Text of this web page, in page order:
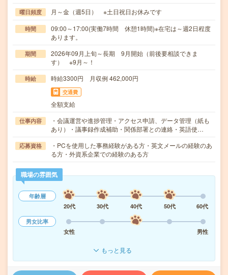
曜日頻度 月～金（週5日） ※土日祝日お休みです
時間
09:00～17:00(実働7時間 休憩1時間)※在宅は～週2日程度
あります。
期間
2026年09月上旬～長期 9月開始（前後要相談できま
す） ※9月～！
時給 時給3300円 月収例 462,000円
交通費
全額支給
仕事内容
・会議運営や進捗管理・アクセス申請、データ管理（紙も
あり）・議事録作成補助・関係部署との連絡・英語使…
応募資格
・PCを使用した事務経験がある方・英文メールの経験のあ
る方・外資系企業での経験のある方
職場の雰囲気
年齢層
20代
30代 40代 50代
60代
男女比率
女性
男性
もっと見る